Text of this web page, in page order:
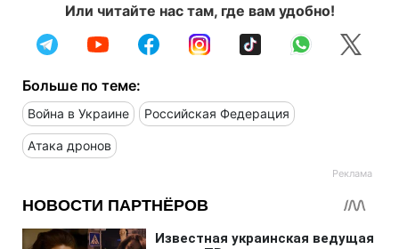
Или читайте нас там, где вам удобно!
Больше по теме:
Война в Украине Российская Федерация
Атака дронов